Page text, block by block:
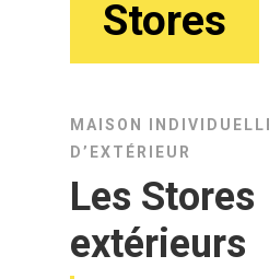
Stores
MAISON
D’EXTÉRIEUR
Les Stores
extérieurs